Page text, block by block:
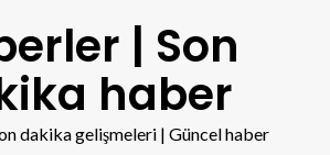
| Son
haber
dakika gelişmeleri | Güncel haber